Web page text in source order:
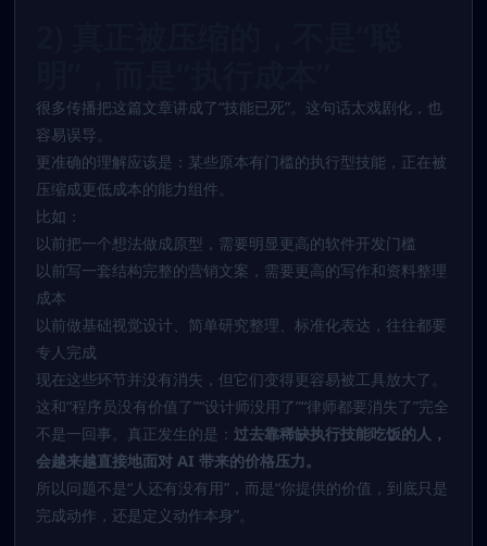
很多传播把这篇文章讲成了“技能已死”。这句话太戏剧化，也
容易误导。
更准确的理解应该是：某些原本有门槛的执行型技能，正在被
压缩成更低成本的能力组件。
比如：
以前把一个想法做成原型，需要明显更高的软件开发门槛
以前写一套结构完整的营销文案，需要更高的写作和资料整理
成本
以前做基础视觉设计、简单研究整理、标准化表达，往往都要
专人完成
现在这些环节并没有消失，但它们变得更容易被工具放大了。
这和“程序员没有价值了”“设计师没用了”“律师都要消失了”完全
不是一回事。真正发生的是： 过去靠稀缺执行技能吃饭的人，
会越来越直接地面对 AI 带来的价格压力。
所以问题不是“人还有没有用”，而是“你提供的价值，到底只是
完成动作，还是定义动作本身”。